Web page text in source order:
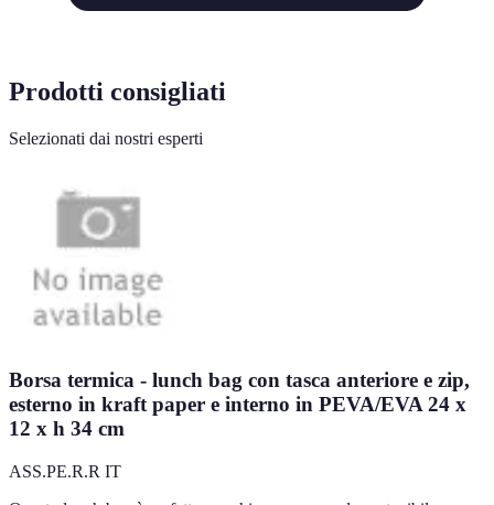
Prodotti consigliati
Selezionati dai nostri esperti
Borsa termica - lunch bag con tasca anteriore e zip,
esterno in kraft paper e interno in PEVA/EVA 24 x
12 x h 34 cm
ASS.PE.R.R IT